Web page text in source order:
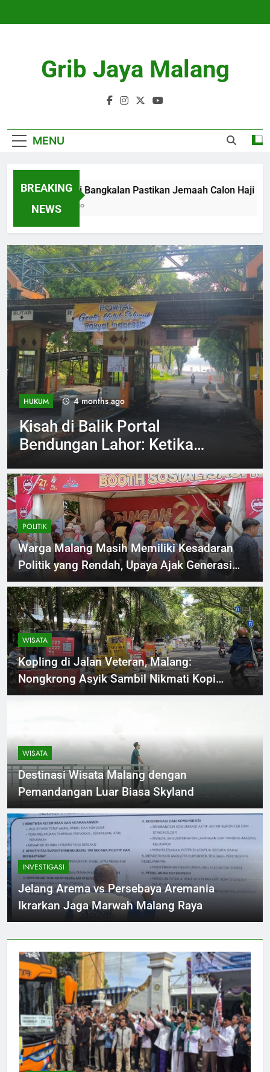
Grib Jaya Malang
MENU
BREAKING
NEWS
Kemenhaj Bangkalan Pastikan Jemaah Calon Haji Aman
4 Months Ago
INVESTIGASI 4 months ago
Jelang Arema vs Persebaya
Aremania Ikrarkan Jaga
POLITIK
Warga Malang Masih Memiliki Kesadaran
Politik yang Rendah, Upaya Ajak Generasi
Muda Untuk Berpartisipasi
WISATA
Kopling di Jalan Veteran, Malang:
Nongkrong Asyik Sambil Nikmati Kopi
Kekinian
WISATA
Destinasi Wisata Malang dengan
Pemandangan Luar Biasa Skyland
INVESTIGASI
Jelang Arema vs Persebaya Aremania
Ikrarkan Jaga Marwah Malang Raya